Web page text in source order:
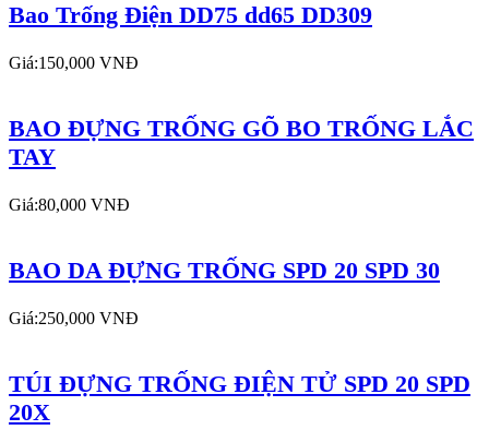
Bao Trống Điện DD75 dd65 DD309
Giá:150,000 VNĐ
BAO ĐỰNG TRỐNG GÕ BO TRỐNG LẮC
TAY
Giá:80,000 VNĐ
BAO DA ĐỰNG TRỐNG SPD 20 SPD 30
Giá:250,000 VNĐ
TÚI ĐỰNG TRỐNG ĐIỆN TỬ SPD 20 SPD
20X